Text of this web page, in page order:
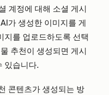
계정에 대해 소셜 게시
가 생성한 이미지를 게
지를 업로드하도록 선택
추천이 생성되면 게시
있습니다.
콘텐츠가 생성되는 방